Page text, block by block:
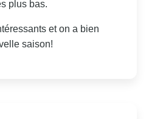
plus bas.
et on a bien
saison!